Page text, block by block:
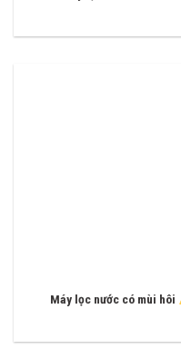
Máy lọc nước có mùi hôi